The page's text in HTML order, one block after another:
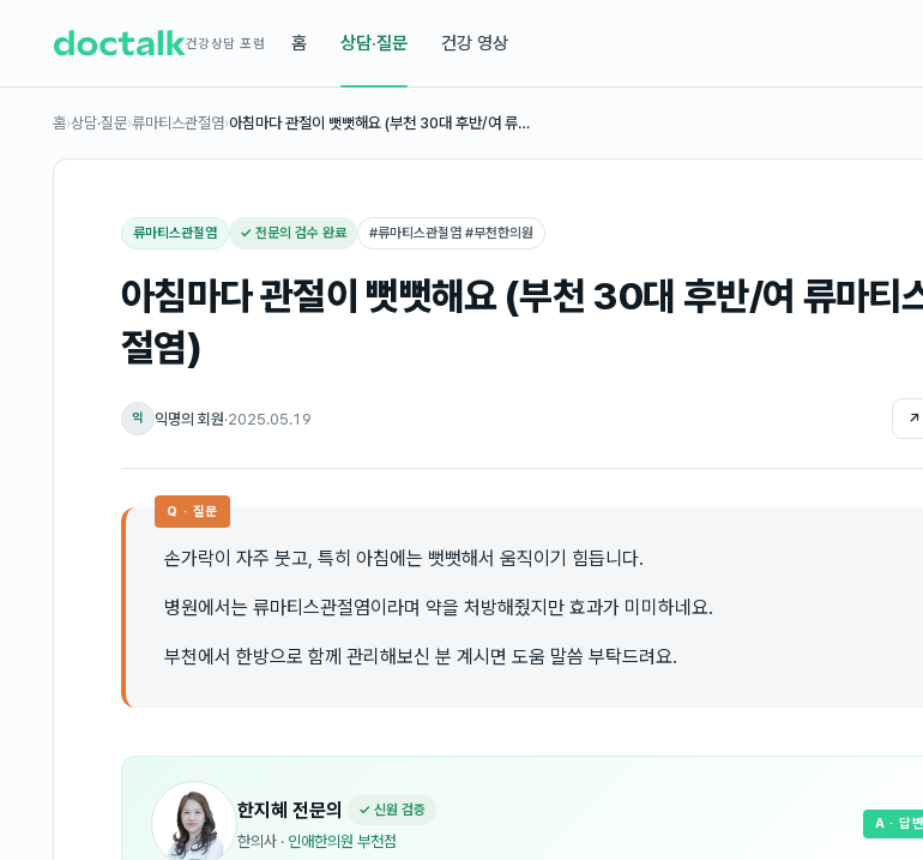
건강상담 포럼 홈 상담·질문 건강 영상
홈›상담·질문›류마티스관절염›아침마다 관절이 뻣뻣해요 (부천 30대 후반/여 류…
류마티스관절염 ✓ 전문의 검수 완료 #류마티스관절염 #부천한의원
아침마다 관절이 뻣뻣해요 (부천 30대 후반/여 류마티
절염)
익 익명의 회원·2025.05.19 ↗
Q · 질문
손가락이 자주 붓고, 특히 아침에는 뻣뻣해서 움직이기 힘듭니다.
병원에서는 류마티스관절염이라며 약을 처방해줬지만 효과가 미미하네요.
부천에서 한방으로 함께 관리해보신 분 계시면 도움 말씀 부탁드려요.
한지혜 전문의 ✓ 신원 검증
한의사 · 인애한의원 부천점
A · 답변